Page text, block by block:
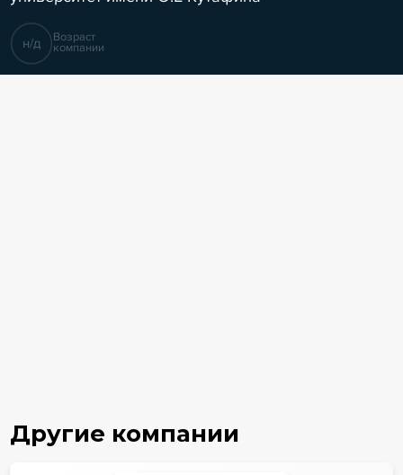
н/д Возраст
компании
Другие компании